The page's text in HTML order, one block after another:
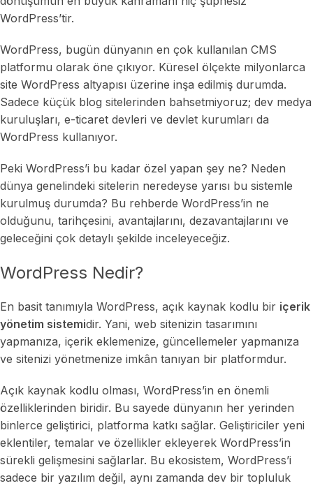
WordPress’tir.
WordPress, bugün dünyanın en çok kullanılan CMS
platformu olarak öne çıkıyor. Küresel ölçekte milyonlarca
site WordPress altyapısı üzerine inşa edilmiş durumda.
Sadece küçük blog sitelerinden bahsetmiyoruz; dev medya
kuruluşları, e-ticaret devleri ve devlet kurumları da
WordPress kullanıyor.
Peki WordPress’i bu kadar özel yapan şey ne? Neden
dünya genelindeki sitelerin neredeyse yarısı bu sistemle
kurulmuş durumda? Bu rehberde WordPress’in ne
olduğunu, tarihçesini, avantajlarını, dezavantajlarını ve
geleceğini çok detaylı şekilde inceleyeceğiz.
WordPress Nedir?
En basit tanımıyla WordPress, açık kaynak kodlu bir içerik
yönetim sistemidir. Yani, web sitenizin tasarımını
yapmanıza, içerik eklemenize, güncellemeler yapmanıza
ve sitenizi yönetmenize imkân tanıyan bir platformdur.
Açık kaynak kodlu olması, WordPress’in en önemli
özelliklerinden biridir. Bu sayede dünyanın her yerinden
binlerce geliştirici, platforma katkı sağlar. Geliştiriciler yeni
eklentiler, temalar ve özellikler ekleyerek WordPress’in
sürekli gelişmesini sağlarlar. Bu ekosistem, WordPress’i
sadece bir yazılım değil, aynı zamanda dev bir topluluk